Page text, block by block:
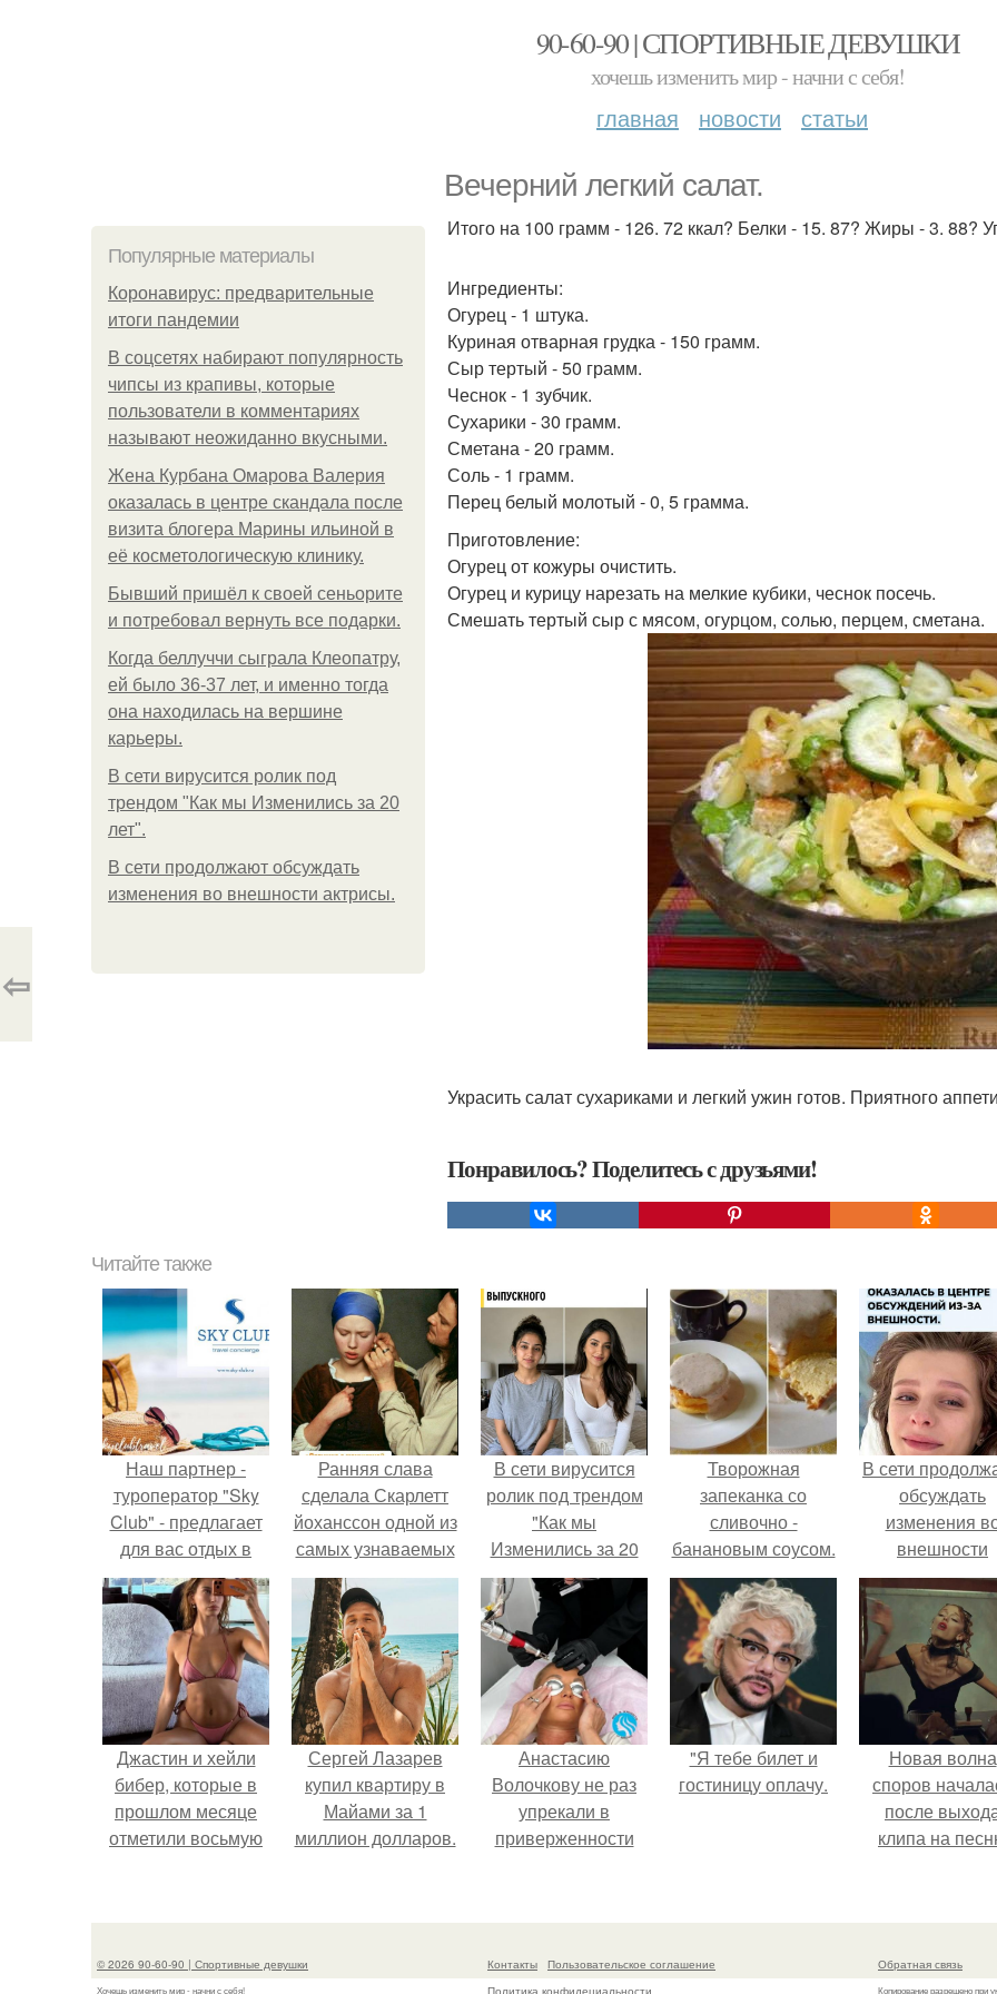
90-60-90 | СПОРТИВНЫЕ ДЕВУШКИ
хочешь изменить мир - начни с себя!
главная новости статьи
Вечерний легкий салат.
Популярные материалы
Коронавирус: предварительные
итоги пандемии
В соцсетях набирают популярность
чипсы из крапивы, которые
пользователи в комментариях
называют неожиданно вкусными.
Жена Курбана Омарова Валерия
оказалась в центре скандала после
визита блогера Марины ильиной в
её косметологическую клинику.
Бывший пришёл к своей сеньорите
и потребовал вернуть все подарки.
Когда беллуччи сыграла Клеопатру,
ей было 36-37 лет, и именно тогда
она находилась на вершине
карьеры.
В сети вирусится ролик под
трендом "Как мы Изменились за 20
лет".
В сети продолжают обсуждать
изменения во внешности актрисы.
Итого на 100 грамм - 126. 72 ккал? Белки - 15. 87? Жиры - 3. 88?
Ингредиенты:
Огурец - 1 штука.
Куриная отварная грудка - 150 грамм.
Сыр тертый - 50 грамм.
Чеснок - 1 зубчик.
Сухарики - 30 грамм.
Сметана - 20 грамм.
Соль - 1 грамм.
Перец белый молотый - 0, 5 грамма.
Приготовление:
Огурец от кожуры очистить.
Огурец и курицу нарезать на мелкие кубики, чеснок посечь.
Смешать тертый сыр с мясом, огурцом, солью, перцем, сметана.
Украсить салат сухариками и легкий ужин готов. Приятного
Понравилось? Поделитесь с друзьями!
⇦
Читайте также
Наш партнер -
туроператор "Sky
Club" - предлагает
для вас отдых в
любой стране мира
и путешествия
любой сложности.
Ранняя слава
сделала Скарлетт
йоханссон одной из
самых узнаваемых
актрис голливуда,
но за глянцевым
фасадом
скрывалась
огромная
неуверенность.
В сети вирусится
ролик под трендом
"Как мы
Изменились за 20
лет".
Творожная
запеканка со
сливочно -
банановым соусом.
В сети
обсуждать
изменения
внешности
актрисы.
Джастин и хейли
бибер, которые в
прошлом месяце
отметили восьмую
новые фото с
отдыха.
Сергей Лазарев
купил квартиру в
Майами за 1
миллион долларов.
Анастасию
Волочкову не раз
упрекали в
приверженности
"Я тебе билет и
гостиницу оплачу.
Новая волна
споров
после
клипа на
© 2026 90-60-90 | Спортивные девушки
Хочешь изменить мир - начни с себя!
Контакты
Пользовательское соглашение
Политика конфидециальности
Обратная связь
Копирование разрешено при